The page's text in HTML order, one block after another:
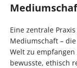
Eine zentrale
Mediumschaft –
Welt zu
bewusste, ethisch